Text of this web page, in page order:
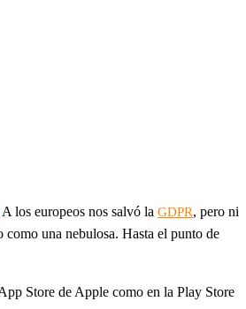
A los europeos nos salvó la GDPR, pero ni
una nebulosa. Hasta el punto de
Store de Apple como en la Play Store